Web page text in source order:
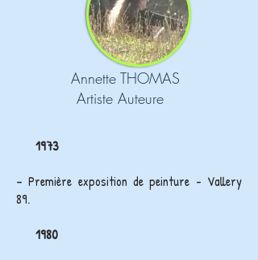
Annette THOMAS
Artiste Auteure
1973
– Première exposition de peinture - Vallery
89.
1980